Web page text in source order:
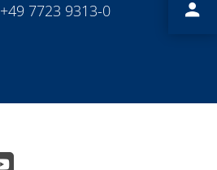
+49 7723 9313-0